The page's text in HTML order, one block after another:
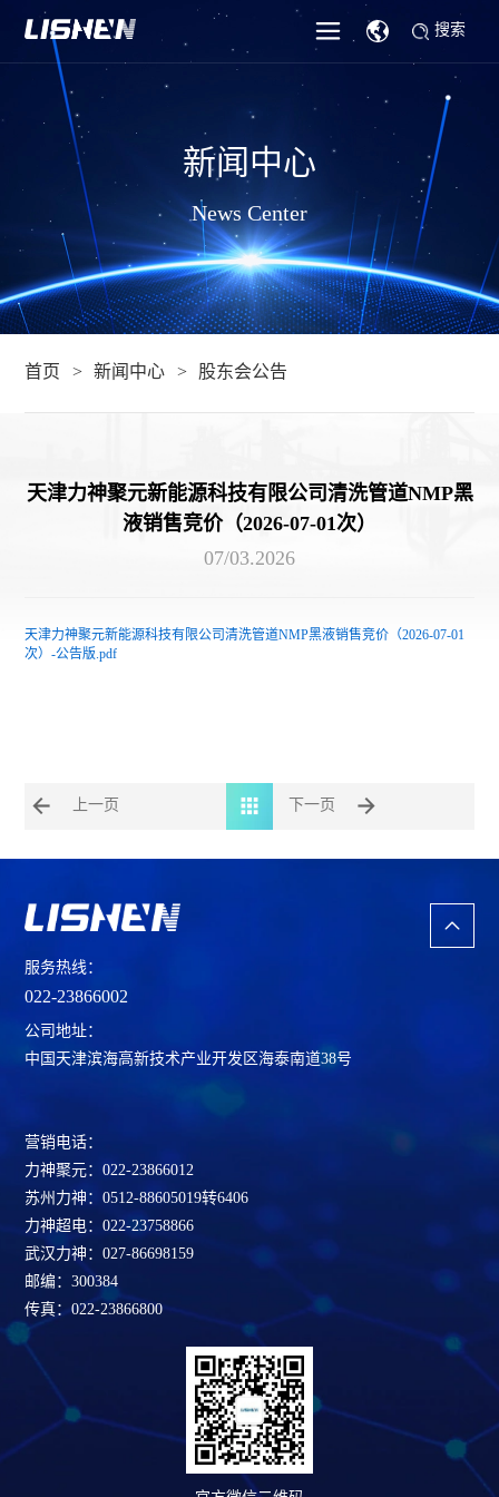
搜索
新闻中心
News Center
首页 新闻中心 股东会公告
天津力神聚元新能源科技有限公司清洗管道NMP黑
液销售竞价（2026-07-01次）
07/03.2026
天津力神聚元新能源科技有限公司清洗管道NMP黑液销售竞价（2026-07-01
次）-公告版.pdf
上一页 下一页
服务热线：
022-23866002
公司地址：
中国天津滨海高新技术产业开发区海泰南道38号
营销电话：
力神聚元：022-23866012
苏州力神：0512-88605019转6406
力神超电：022-23758866
武汉力神：027-86698159
邮编：300384
传真：022-23866800